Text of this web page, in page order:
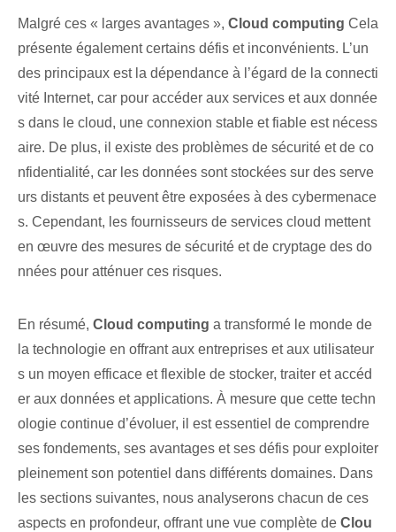
Malgré ces « larges avantages », Cloud computing Cela
présente également certains défis et inconvénients. L’un
des principaux est la dépendance à l’égard de la connecti
vité Internet, car pour accéder aux services et aux donnée
s dans le cloud, une connexion stable et fiable est nécess
aire. De plus, il existe des problèmes de sécurité et de co
nfidentialité, car les données sont stockées sur des serve
urs distants et peuvent être exposées à des cybermenace
s. ‌Cependant, les fournisseurs de services cloud mettent
en œuvre des mesures de sécurité et de cryptage des do
nnées pour atténuer ces risques.
En résumé, Cloud computing a transformé le monde de
la technologie en offrant aux entreprises et aux utilisateur
s un moyen efficace et flexible de stocker, traiter et accéd
er aux données et applications. ‌À mesure que cette techn
ologie continue d’évoluer, ‌il est essentiel de comprendre
ses‌ fondements, ses avantages et ses ⁤défis pour exploiter
pleinement son potentiel dans différents domaines. Dans
les sections suivantes, nous analyserons chacun de ces
aspects en profondeur, offrant une vue complète de Clou